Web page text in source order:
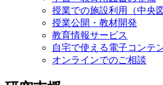
授業での施設利用（中央
授業公開・教材開発
教育情報サービス
自宅で使える電子コンテ
オンラインでのご相談